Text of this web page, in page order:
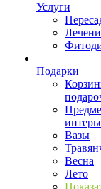
Услуги
Подарки
Вазы
Весна
Лето